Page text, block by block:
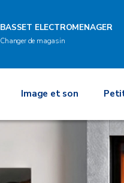
BASSET ELECTROMENAGER
Changer de magasin
Image et son